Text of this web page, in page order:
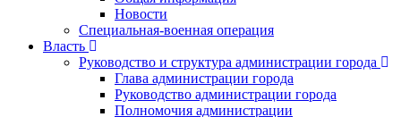
Новости
Специальная-военная операция
Власть
Руководство и структура администрации города
Глава администрации города
Руководство администрации города
Полномочия администрации